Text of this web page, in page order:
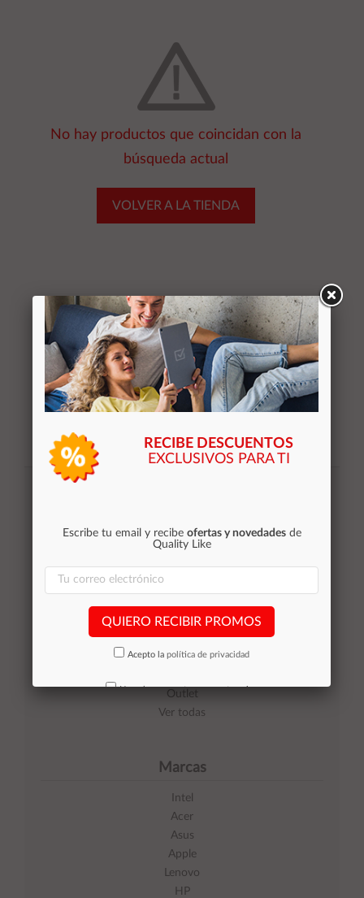
No hay productos que coincidan con la
búsqueda actual
VOLVER A LA TIENDA
Equipos de Ocasión
Smartphones de ocasión
Tablets
Outlet
Ver todas
Marcas
Intel
Acer
Asus
Apple
Lenovo
HP
RECIBE DESCUENTOS
EXCLUSIVOS PARA TI
Escribe tu email y recibe ofertas y novedadesde
Quality Like
QUIERO RECIBIR PROMOS
Acepto la política de privacidad
No volver a mostrar mas este aviso